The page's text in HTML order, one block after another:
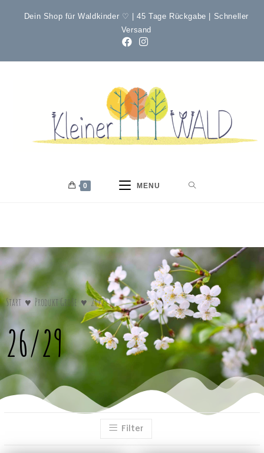
Dein Shop für Waldkinder ♡ | 45 Tage Rückgabe | Schneller
Versand
0 MENU
Start ♥ Produkt Größe ♥ 26/29
26/29
Filter